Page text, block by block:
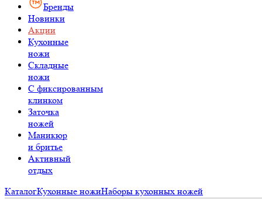
Бренды
Новинки
Акции
Кухонные
ножи
Складные
ножи
C фиксированным
клинком
Заточка
ножей
Маникюр
и бритье
Активный
отдых
КаталогКухонные ножиНаборы кухонных ножей